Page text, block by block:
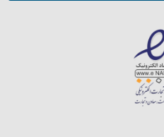
سرزمین استرالیا به تهران باز گردیم.